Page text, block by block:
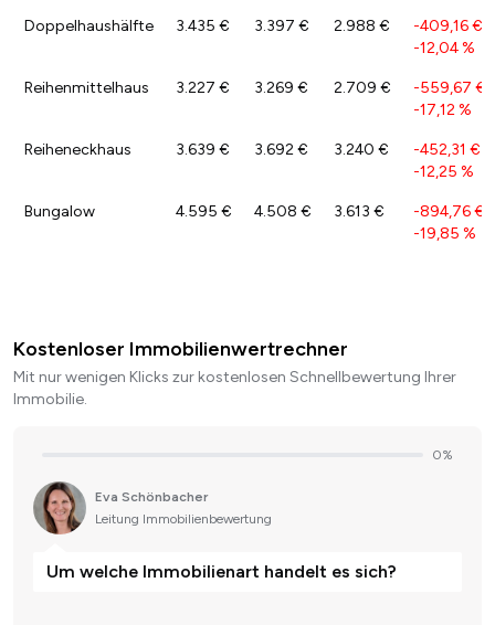
Doppelhaushälfte 3.435 € 3.397 € 2.988 € -409,16 €
-12,04 %
Reihenmittelhaus 3.227 € 3.269 € 2.709 € -559,67 €
-17,12 %
Reiheneckhaus 3.639 € 3.692 € 3.240 € -452,31 €
-12,25 %
Bungalow 4.595 € 4.508 € 3.613 € -894,76 €
-19,85 %
Kostenloser Immobilienwertrechner
Mit nur wenigen Klicks zur kostenlosen Schnellbewertung Ihrer
Immobilie.